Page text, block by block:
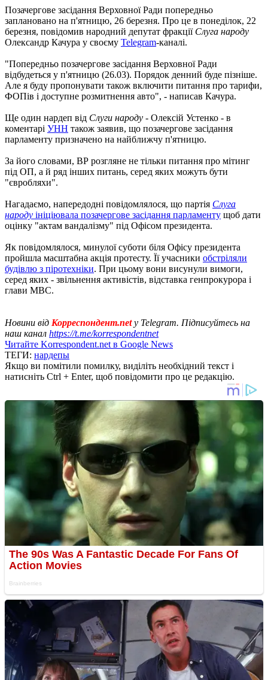
Позачергове засідання Верховної Ради попередньо
заплановано на п'ятницю, 26 березня. Про це в понеділок, 22
березня, повідомив народний депутат фракції Слуга народу
Олександр Качура у своєму Telegram-каналі.
"Попередньо позачергове засідання Верховної Ради
відбудеться у п'ятницю (26.03). Порядок денний буде пізніше.
Але я буду пропонувати також включити питання про тарифи,
ФОПів і доступне розмитнення авто", - написав Качура.
Ще один нардеп від Слуги народу - Олексій Устенко - в
коментарі УНН також заявив, що позачергове засідання
парламенту призначено на найближчу п'ятницю.
За його словами, ВР розгляне не тільки питання про мітинг
під ОП, а й ряд інших питань, серед яких можуть бути
"євробляхи".
Нагадаємо, напередодні повідомлялося, що партія Слуга
народу ініціювала позачергове засідання парламенту щоб дати
оцінку "актам вандалізму" під Офісом президента.
Як повідомлялося, минулої суботи біля Офісу президента
пройшла масштабна акція протесту. Її учасники обстріляли
будівлю з піротехніки. При цьому вони висунули вимоги,
серед яких - звільнення активістів, відставка генпрокурора і
глави МВС.
Новини від Корреспондент.netу Telegram. Підписуйтесь на
наш канал https://t.me/korrespondentnet
Читайте Korrespondent.net в Google News
ТЕГИ: нардепы
Якщо ви помітили помилку, виділіть необхідний текст і
натисніть Ctrl + Enter, щоб повідомити про це редакцію.